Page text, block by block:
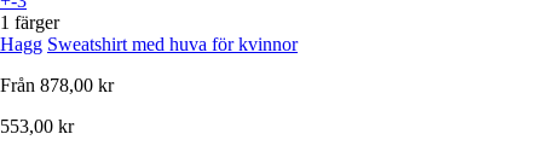
1 färger
Hagg Sweatshirt med huva för kvinnor
Från 878,00 kr
553,00 kr